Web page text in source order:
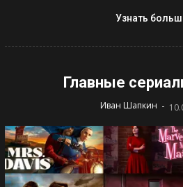
Узнать
Главные
Иван Шапкин -